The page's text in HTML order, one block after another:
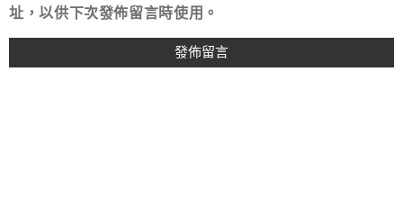
址，以供下次發佈留言時使用。